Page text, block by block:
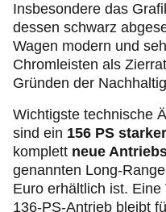
Insbesondere das
dessen schwarz
Wagen modern und
Chromleisten als
Gründen der
Wichtigste technische
sind ein 156 PS
komplett neue
genannten Long-
Euro erhältlich ist.
136-PS-Antrieb bleibt